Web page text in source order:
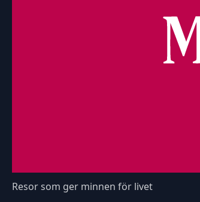
Resor som ger minnen för livet